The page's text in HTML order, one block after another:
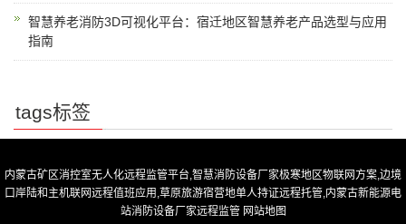
智慧养老消防3D可视化平台：宿迁地区智慧养老产品选型与应用
指南
tags标签
内蒙古矿区消控室无人化远程监管平台,智慧消防设备厂家极寒地区物联网方案,边境
口岸陆和主机联网远程值班应用,草原旅游宿营地单人持证远程托管,内蒙古新能源电
站消防设备厂家远程监管 网站地图